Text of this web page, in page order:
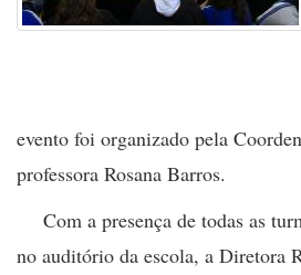
evento foi organizado pela
professora Rosana Barros.
Com a presença de todas as
no auditório da escola, a Diretora